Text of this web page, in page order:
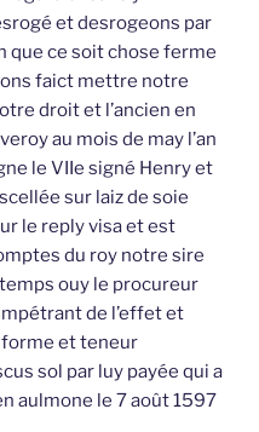
et desrogeons par
que ce soit chose ferme
faict mettre notre
droit et l’ancien en
au mois de may l’an
le VIIe signé Henry et
sur laiz de soie
le reply visa et est
du roy notre sire
ouy le procureur
de l’effet et
et teneur
sol par luy payée qui a
aulmone le 7 août 1597